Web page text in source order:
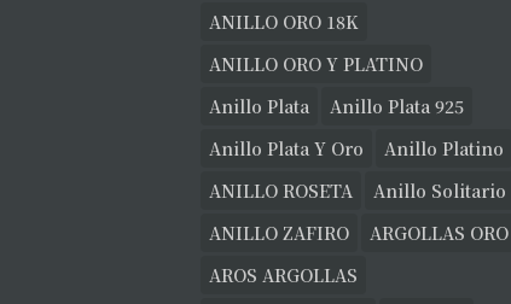
ANILLO ORO 18K
ANILLO ORO Y PLATINO
Anillo Plata
Anillo Plata 925
Anillo Plata Y Oro
Anillo Platino
ANILLO ROSETA
Anillo Solitario
ANILLO ZAFIRO
ARGOLLAS ORO
AROS ARGOLLAS